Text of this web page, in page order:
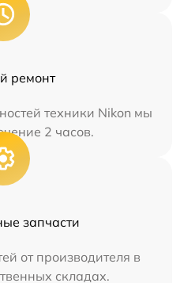
ремонт
техники Nikon мы
2 часов.
запчасти
от производителя в
складах.